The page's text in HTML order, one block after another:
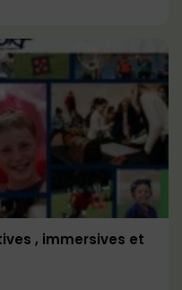
, immersives et